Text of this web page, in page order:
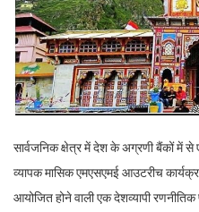
सार्वजनिक क्षेत्र में देश के अग्रणी बैंकों में
व्यापक मासिक एमएसएमई आउटरीच
आयोजित होने वाली एक देशव्यापी